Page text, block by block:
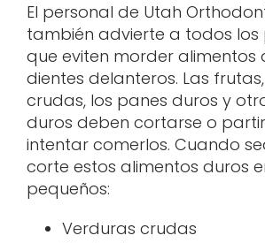
El personal de Utah
también advierte a todos los
que eviten morder alimentos
dientes delanteros. Las
crudas, los panes duros y
duros deben cortarse o
intentar comerlos. Cuando
corte estos alimentos duros
pequeños:
Verduras crudas